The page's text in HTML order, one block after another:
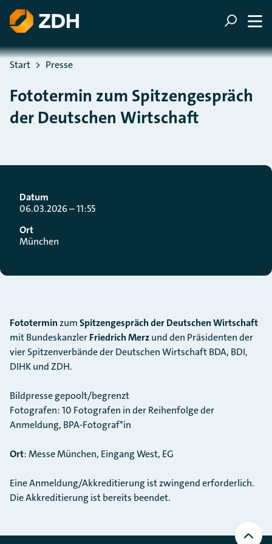
ZUM HAUPTINHALT SPRINGEN
ZUR SUCHE SPRINGEN
Sie befinden sich hier:
Start Presse
Fototermin zum Spitzengespräch
der Deutschen Wirtschaft
Datum
06.03.2026 – 11:55
Ort
München
FototerminzumSpitzengespräch der Deutschen Wirtschaft
mit BundeskanzlerFriedrich Merzund den Präsidenten der
vier Spitzenverbände der Deutschen Wirtschaft BDA, BDI,
DIHK und ZDH.
Bildpresse gepoolt/begrenzt
Fotografen: 10 Fotografen in der Reihenfolge der
Anmeldung, BPA-Fotograf*in
Ort: Messe München, Eingang West, EG
Eine Anmeldung/Akkreditierung ist zwingend erforderlich.
Die Akkreditierung ist bereits beendet.
oben